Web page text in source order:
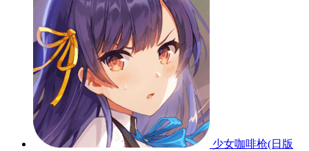
少女咖啡枪(日版